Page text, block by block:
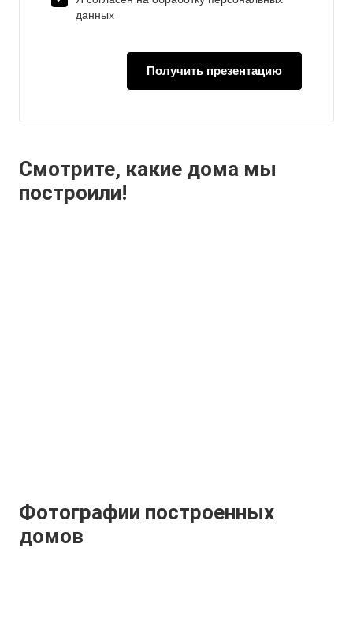
данных
Получить презентацию
Смотрите, какие дома мы
построили!
Фотографии построенных
домов